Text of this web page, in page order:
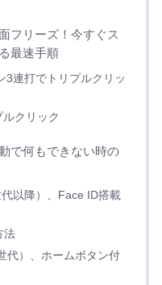
フリーズ！今すぐス
最速手順
3連打でトリプルクリッ
クリック
で何もできない時の
以降）、Face ID搭載
法
代）、ホームボタン付